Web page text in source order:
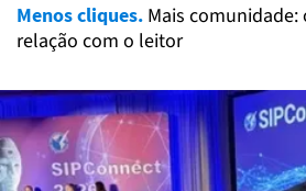
Menos cliques. Mais
relação com o leitor